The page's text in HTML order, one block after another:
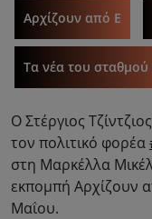
Αρχίζουν από Ε
Τα νέα του σταθμού
Ο Στέργιος
τον πολιτικό φορέα
στη Μαρκέλλα
εκπομπή Αρχίζουν
Μαΐου.